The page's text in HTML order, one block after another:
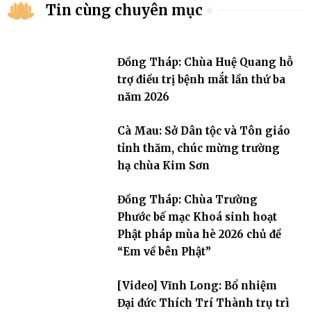
Tin cùng chuyên mục
Đồng Tháp: Chùa Huệ Quang hỗ
trợ điều trị bệnh mắt lần thứ ba
năm 2026
Cà Mau: Sở Dân tộc và Tôn giáo
tỉnh thăm, chúc mừng trường
hạ chùa Kim Sơn
Đồng Tháp: Chùa Trường
Phước bế mạc Khoá sinh hoạt
Phật pháp mùa hè 2026 chủ đề
“Em về bên Phật”
[Video] Vĩnh Long: Bổ nhiệm
Đại đức Thích Trí Thành trụ trì